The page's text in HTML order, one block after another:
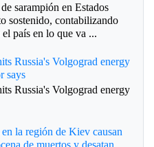
sarampión en Estados
sostenido, contabilizando
país en lo que va ...
Russia's Volgograd energy
says
Russia's Volgograd energy
la región de Kiev causan
de muertos y desatan